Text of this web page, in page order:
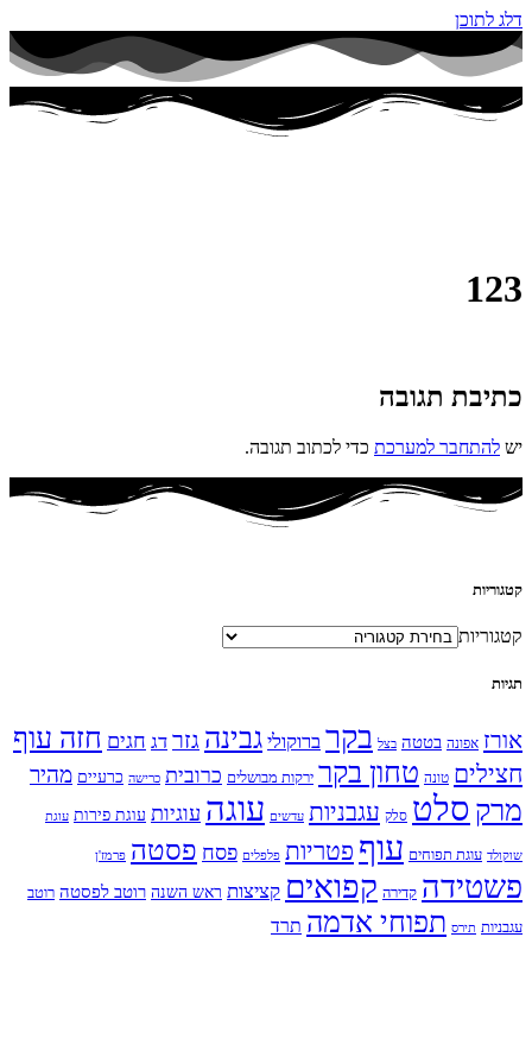
דלג לתוכן
123
כתיבת תגובה
יש להתחבר למערכת כדי לכתוב תגובה.
קטגוריות
קטגוריות
תגיות
אורז אפונה בטטה בצל בקר ברוקולי גבינה גזר דג חגים חזה עוף
חצילים טונה טחון בקר ירקות מבושלים כרובית כרישה כרעיים מהיר
מרק סלט סלק עגבניות עדשים עוגה עוגיות עוגת פירות עוגת
שוקולד עוגת תפוחים עוף פטריות פלפלים פסח פסטה פרמז'ן
פשטידה קדירה קפואים קציצות ראש השנה רוטב לפסטה רוטב
עגבניות תירס תפוחי אדמה תרד